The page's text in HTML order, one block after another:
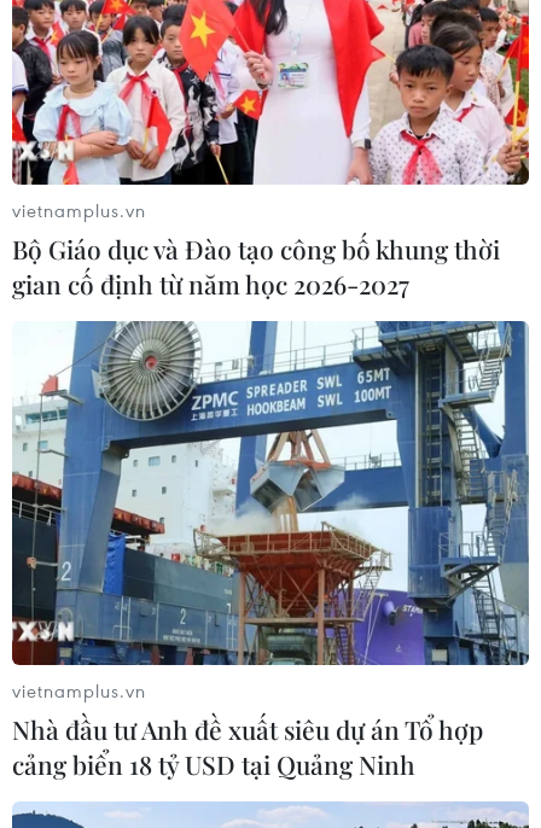
vietnamplus.vn
Bộ Giáo dục và Đào tạo công bố khung thời
gian cố định từ năm học 2026-2027
vietnamplus.vn
Nhà đầu tư Anh đề xuất siêu dự án Tổ hợp
cảng biển 18 tỷ USD tại Quảng Ninh